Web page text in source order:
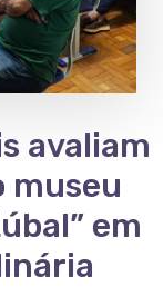
avaliam
museu
em